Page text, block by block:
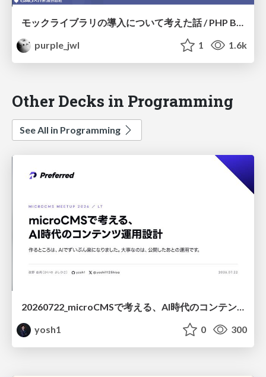
モックライブラリの導入について考えた話 / PHP BLT #8
purple_jwl
1 1.6k
Other Decks in Programming
See All in Programming
20260722_microCMSで考える、AI時代のコンテンツ運用設計
yosh1
0 300